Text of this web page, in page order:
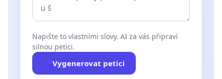
Napište to vlastními slovy. AI za vás připraví
silnou petici.
Vygenerovat petici